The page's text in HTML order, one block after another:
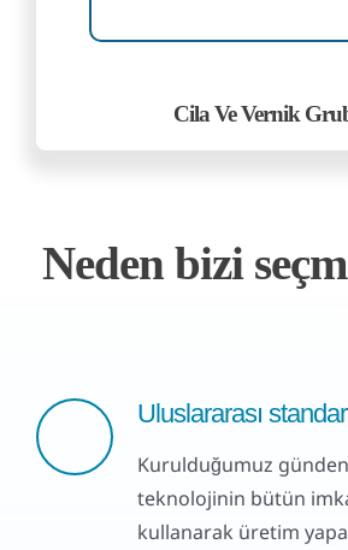
Cila Ve Vernik
Neden bizi
Uluslararası
Kurulduğumuz
teknolojinin bütün
kullanarak üretim